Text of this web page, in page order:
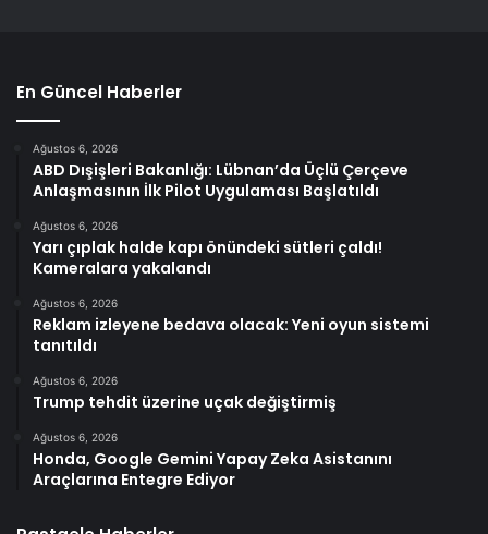
En Güncel Haberler
Ağustos 6, 2026
ABD Dışişleri Bakanlığı: Lübnan’da Üçlü Çerçeve
Anlaşmasının İlk Pilot Uygulaması Başlatıldı
Ağustos 6, 2026
Yarı çıplak halde kapı önündeki sütleri çaldı!
Kameralara yakalandı
Ağustos 6, 2026
Reklam izleyene bedava olacak: Yeni oyun sistemi
tanıtıldı
Ağustos 6, 2026
Trump tehdit üzerine uçak değiştirmiş
Ağustos 6, 2026
Honda, Google Gemini Yapay Zeka Asistanını
Araçlarına Entegre Ediyor